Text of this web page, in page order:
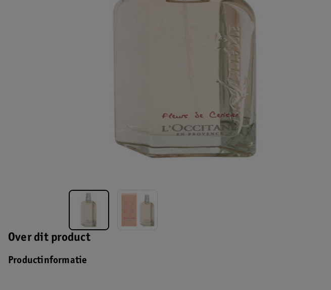
Over dit product
Productinformatie